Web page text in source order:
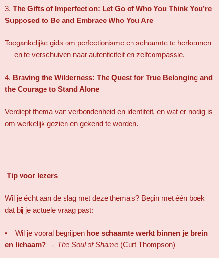
3. The Gifts of Imperfection: Let Go of Who You Think You’re
Supposed to Be and Embrace Who You Are
Toegankelijke gids om perfectionisme en schaamte te herkennen
— en te verschuiven naar autenticiteit en zelfcompassie.
4. Braving the Wilderness: The Quest for True Belonging and
the Courage to Stand Alone
Verdiept thema van verbondenheid en identiteit, en wat er nodig is
om werkelijk gezien en gekend te worden.
Tip voor lezers
Wil je écht aan de slag met deze thema’s? Begin met één boek
dat bij je actuele vraag past:
• Wil je vooral begrijpen hoe schaamte werkt binnen je brein
en lichaam? → The Soul of Shame (Curt Thompson)